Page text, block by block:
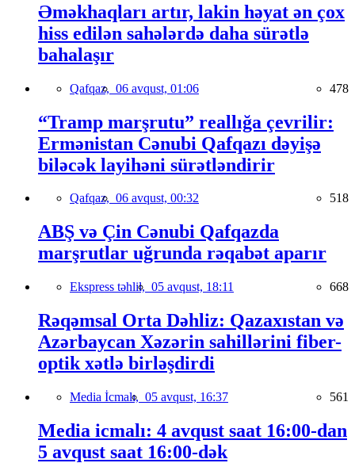
Əməkhaqları artır, lakin həyat ən çox
hiss edilən sahələrdə daha sürətlə
bahalaşır
Qafqaz, 06 avqust, 01:06 478
“Tramp marşrutu” reallığa çevrilir:
Ermənistan Cənubi Qafqazı dəyişə
biləcək layihəni sürətləndirir
Qafqaz, 06 avqust, 00:32 518
ABŞ və Çin Cənubi Qafqazda
marşrutlar uğrunda rəqabət aparır
Ekspress təhlil, 05 avqust, 18:11 668
Rəqəmsal Orta Dəhliz: Qazaxıstan və
Azərbaycan Xəzərin sahillərini fiber-
optik xətlə birləşdirdi
Media İcmalı, 05 avqust, 16:37 561
Media icmalı: 4 avqust saat 16:00-dan
5 avqust saat 16:00-dək